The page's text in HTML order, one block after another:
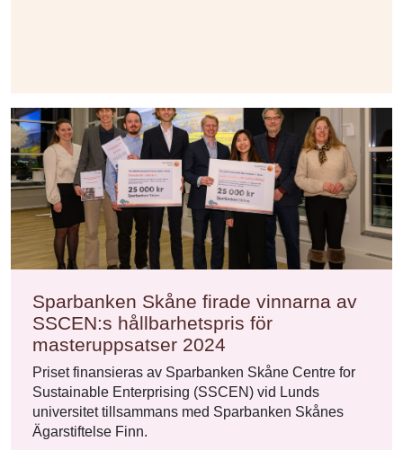
Sparbanken Skåne firade vinnarna av
SSCEN:s hållbarhetspris för
masteruppsatser 2024
Priset finansieras av Sparbanken Skåne Centre for
Sustainable Enterprising (SSCEN) vid Lunds
universitet tillsammans med Sparbanken Skånes
Ägarstiftelse Finn.